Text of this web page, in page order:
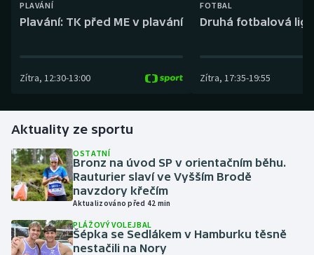
Golf
Gymnastika
Házená
Jezdectví
PLAVÁNÍ
Plavání: TK před ME v plavání
Zítra, 12:30-13:00
FOTBAL
Druhá fotbalová
Zítra, 17:35-19:55
Aktuality ze sportu
OSTATNÍ
Bronz na úvod SP v orientačním běhu.
Rauturier slaví ve Vyšším Brodě
navzdory křečím
Aktualizováno před 42 min
PLÁŽOVÝ VOLEJBAL
Šépka se Sedlákem v Hamburku těsně
nestačili na Nory